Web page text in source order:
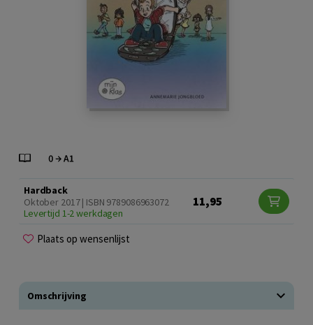
Hardback
Oktober 2017 | ISBN 9789086963072
Levertijd 1-2 werkdagen
11,95
Plaats op wensenlijst
Omschrijving